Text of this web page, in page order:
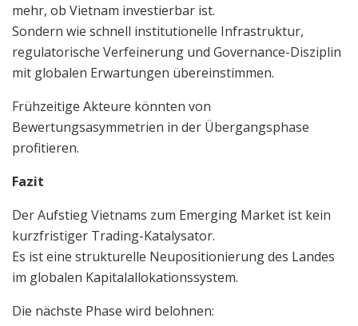
mehr, ob Vietnam investierbar ist.
Sondern wie schnell institutionelle Infrastruktur,
regulatorische Verfeinerung und Governance-Disziplin
mit globalen Erwartungen übereinstimmen.
Frühzeitige Akteure könnten von
Bewertungsasymmetrien in der Übergangsphase
profitieren.
Fazit
Der Aufstieg Vietnams zum Emerging Market ist kein
kurzfristiger Trading-Katalysator.
Es ist eine strukturelle Neupositionierung des Landes
im globalen Kapitalallokationssystem.
Die nächste Phase wird belohnen: